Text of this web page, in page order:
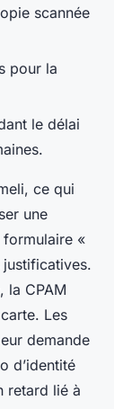
scannée
pour la
le délai
ce qui
une
«
la CPAM
Les
demande
d’identité
retard lié à